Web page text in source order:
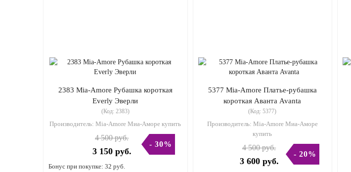
2383 Mia-Amore Рубашка короткая
Everly Эверли
(Код: 2383)
Производитель:Mia-Amore Миа-Аморе купить
4 500 руб.
3 150 руб.
- 30%
Бонус при покупке: 32 руб.
5377 Mia-Amore Платье-рубашка
короткая Аванта Avanta
(Код:5377)
Производитель: Mia-Amore Миа-Аморе
купить
4 500 руб.
3 600 руб.
- 20%